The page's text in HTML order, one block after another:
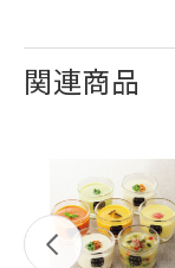
関連商品